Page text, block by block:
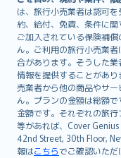
は、旅行小売業者は認可
約、給付、免責、条件に
ご加入されている保険補
ん。ご利用の旅行小売業
合があります。そうした
情報を提供することがあ
売業者から他の商品やサ
ん。プランの金額は総額
金額です。それぞれの旅
等があれば、Cover
42nd Street, 30th Floor,
報はこちらでご確認いただ